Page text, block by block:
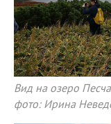
Вид на озеро
фото: Ирина